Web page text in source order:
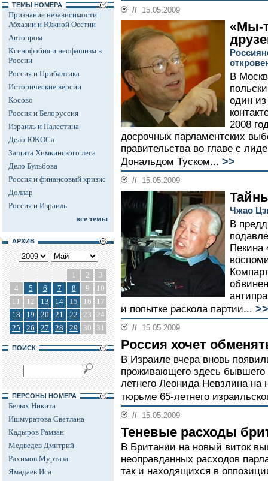
ТЕМЫ НОМЕРА
Признание независимости
Абхазии и Южной Осетии
Автопром
Ксенофобия и неофашизм в
России
Россия и Прибалтика
Исторические версии
Косово
Россия и Белоруссия
Израиль и Палестина
Дело ЮКОСа
Защита Химкинского леса
Дело Бульбова
Россия и финансовый кризис
Доллар
Россия и Израиль
все темы
АРХИВ
1 2
3
4
5 6 7 8 9
10
11
12 13 14 15 16
17
18
19 20 21 22 23 24
25
26 27 28 29 30 31
ПОИСК
ПЕРСОНЫ НОМЕРА
Белых Никита
Ишмуратова Светлана
Кадыров Рамзан
Медведев Дмитрий
Рахимов Муртаза
Ямадаев Иса
// 15.05.2009
«Мы-
В
один
2008
досрочных парламентских
правительства во главе с
Дональдом Туском... >>
// 15.05.2009
Чжао
В
Пекина
и попытке раскола партии... >>
// 15.05.2009
Россия хочет
В Израиле вчера вновь
проживающего здесь бывшего
летнего Леонида Невзлина на
тюрьме 65-летнего
// 15.05.2009
Теневые расходы
В Британии на новый виток
неоправданных расходов
так и находящихся в